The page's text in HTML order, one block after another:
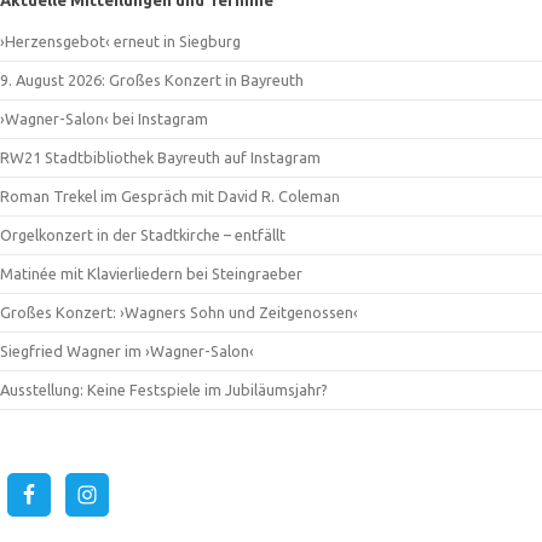
›Herzensgebot‹ erneut in Siegburg
9. August 2026: Großes Konzert in Bayreuth
›Wagner-Salon‹ bei Instagram
RW21 Stadtbibliothek Bayreuth auf Instagram
Roman Trekel im Gespräch mit David R. Coleman
Orgelkonzert in der Stadtkirche – entfällt
Matinée mit Klavierliedern bei Steingraeber
Großes Konzert: ›Wagners Sohn und Zeitgenossen‹
Siegfried Wagner im ›Wagner-Salon‹
Ausstellung: Keine Festspiele im Jubiläumsjahr?